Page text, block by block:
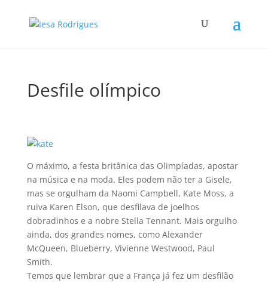
Desfile olí­mpico
O máximo, a festa britânica das Olimpí­adas, apostar
na música e na moda. Eles podem não ter a Gisele,
mas se orgulham da Naomi Campbell, Kate Moss, a
ruiva Karen Elson, que desfilava de joelhos
dobradinhos e a nobre Stella Tennant. Mais orgulho
ainda, dos grandes nomes, como Alexander
McQueen, Blueberry, Vivienne Westwood, Paul
Smith.
Temos que lembrar que a França já fez um desfilão